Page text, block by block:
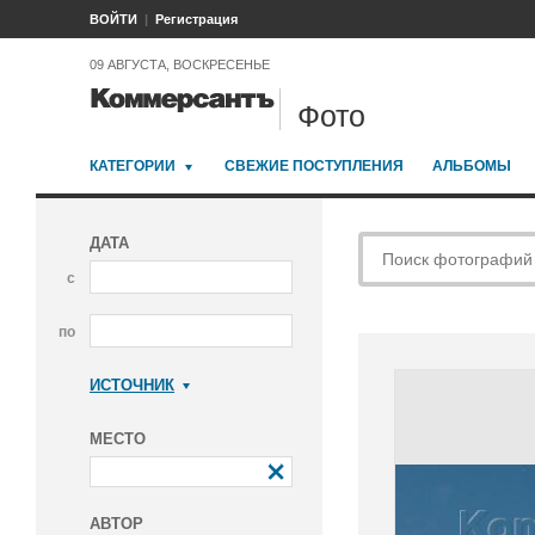
ВОЙТИ Регистрация
09 АВГУСТА, ВОСКРЕСЕНЬЕ
Фото
КАТЕГОРИИ СВЕЖИЕ ПОСТУПЛЕНИЯ АЛЬБОМЫ
ДАТА
с
по
ИСТОЧНИК
МЕСТО
АВТОР